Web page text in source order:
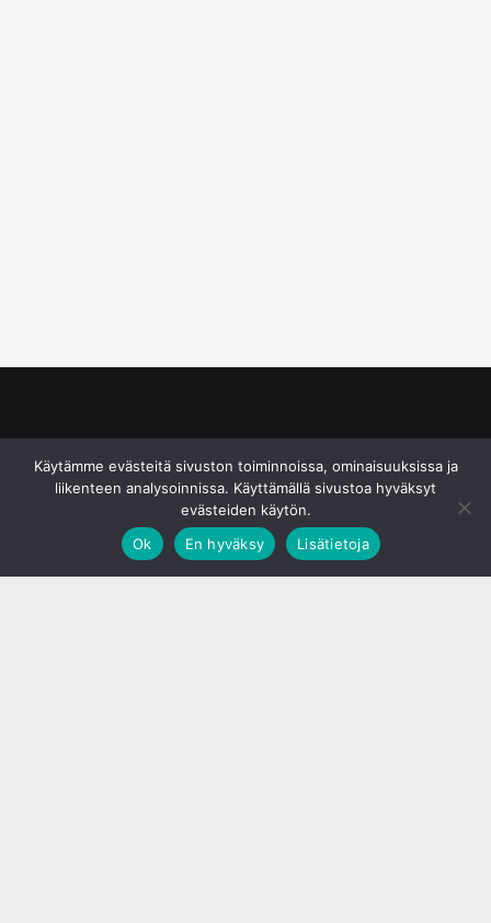
Käytämme evästeitä sivuston toiminnoissa, ominaisuuksissa ja
liikenteen analysoinnissa. Käyttämällä sivustoa hyväksyt
evästeiden käytön.
Ok
En hyväksy Lisätietoja